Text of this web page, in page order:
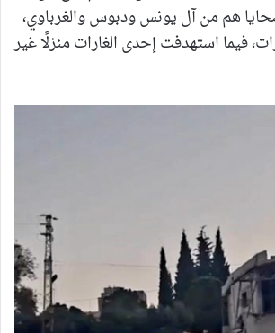
والضحايا هم من آل يونس ودبوس والغرباوي،
فيما استهدفت إحدى الغارات منزلًا غير